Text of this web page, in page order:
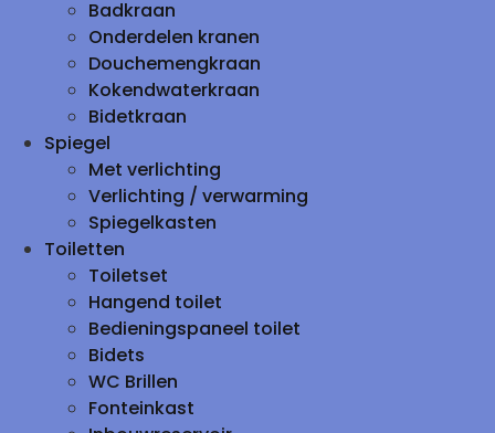
Badkraan
Onderdelen kranen
Douchemengkraan
Kokendwaterkraan
Bidetkraan
Spiegel
Met verlichting
Verlichting / verwarming
Spiegelkasten
Toiletten
Toiletset
Hangend toilet
Bedieningspaneel toilet
Bidets
WC Brillen
Fonteinkast